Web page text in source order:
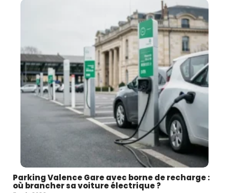
Parking Valence Gare avec borne de recharge :
où brancher sa voiture électrique ?